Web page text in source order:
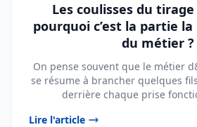
Les coulisses du tirage
pourquoi c’est la partie
du métier ?
On pense souvent que le métier
se résume à brancher quelques
derrière chaque prise
Lire l'article